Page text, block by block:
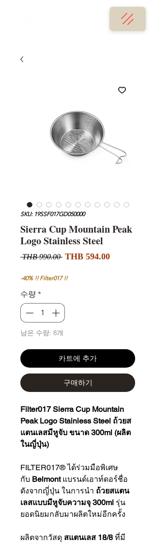
SKU: 19SSF017GD050000
Sierra Cup Mountain Peak
Logo Stainless Steel
THB 990.00 일
가
THB 594.00할
-40% !! Filter017 !!
수량 *
남은 수량: 8개
카트에 추가
구매하기
Filter017 Sierra Cup Mountain
Peak Logo Stainless Steel ถ้วยส
แตนเลสมีหูจับ ขนาด 300ml (ผลิต
ในญี่ปุ่น)
FILTER017® ได้ร่วมมือพิเศษ
กับ Belmontแบรนด์เอาท์ดอร์ชื่อ
ดังจากญี่ปุ่น ในการนำ ถ้วยสแตน
เลสแบบมีหูจับความจุ 300ml รุ่น
ยอดนิยมกลับมาผลิตใหม่อีกครั้ง
ผลิตจากวัสดุ สแตนเลส 18/8 ที่มี